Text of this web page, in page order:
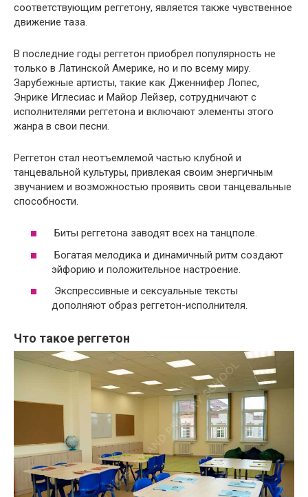
соответствующим реггетону, является также чувственное
движение таза.
В последние годы реггетон приобрел популярность не
только в Латинской Америке, но и по всему миру.
Зарубежные артисты, такие как Дженнифер Лопес,
Энрике Иглесиас и Майор Лейзер, сотрудничают с
исполнителями реггетона и включают элементы этого
жанра в свои песни.
Реггетон стал неотъемлемой частью клубной и
танцевальной культуры, привлекая своим энергичным
звучанием и возможностью проявить свои танцевальные
способности.
Биты реггетона заводят всех на танцполе.
Богатая мелодика и динамичный ритм создают
эйфорию и положительное настроение.
Экспрессивные и сексуальные тексты
дополняют образ реггетон-исполнителя.
Что такое реггетон